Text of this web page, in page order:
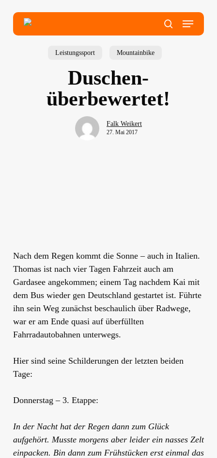
search
Menu
Leistungssport Mountainbike
Duschen-
überbewertet!
Falk Weikert
27. Mai 2017
Nach dem Regen kommt die Sonne – auch in Italien.
Thomas ist nach vier Tagen Fahrzeit auch am
Gardasee angekommen; einem Tag nachdem Kai mit
dem Bus wieder gen Deutschland gestartet ist. Führte
ihn sein Weg zunächst beschaulich über Radwege,
war er am Ende quasi auf überfüllten
Fahrradautobahnen unterwegs.
Hier sind seine Schilderungen der letzten beiden
Tage:
Donnerstag – 3. Etappe:
In der Nacht hat der Regen dann zum Glück
aufgehört. Musste morgens aber leider ein nasses Zelt
einpacken. Bin dann zum Frühstücken erst einmal das